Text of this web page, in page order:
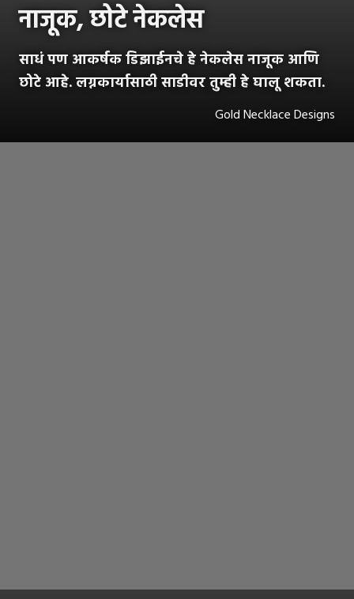
नाजूक, छोटे नेकलेस
साधं पण आकर्षक डिझाईनचे हे नेकलेस नाजूक आणि
छोटे आहे. लग्नकार्यासाठी साडीवर तुम्ही हे घालू शकता.
Gold Necklace Designs